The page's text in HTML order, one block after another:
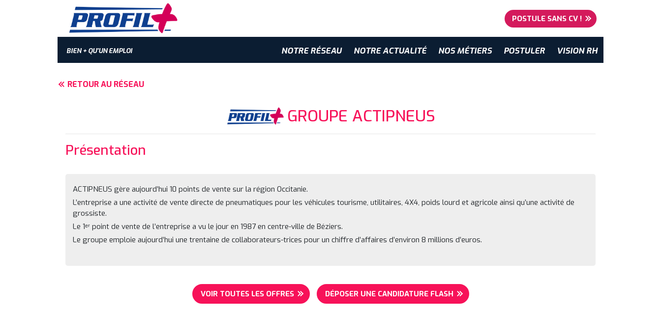
BIEN + QU'UN EMPLOI
POSTULE SANS CV !
NOTRE RÉSEAU NOTRE ACTUALITÉ NOS MÉTIERS POSTULER VISION RH
RETOUR AU RÉSEAU
GROUPE ACTIPNEUS
Présentation
ACTIPNEUS gère aujourd’hui 10 points de vente sur la région Occitanie.
L’entreprise a une activité de vente directe de pneumatiques pour les véhicules tourisme, utilitaires, 4X4, poids lourd et agricole ainsi qu’une activité de
grossiste.
Le 1ᵉʳ point de vente de l’entreprise a vu le jour en 1987 en centre-ville de Béziers.
Le groupe emploie aujourd’hui une trentaine de collaborateurs-trices pour un chiffre d’affaires d’environ 8 millions d’euros.
VOIR TOUTES LES OFFRES DÉPOSER UNE CANDIDATURE FLASH